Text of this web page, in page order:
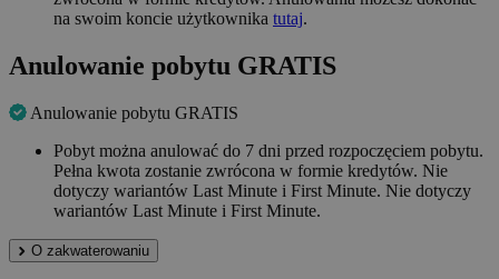
na swoim koncie użytkownika tutaj.
Anulowanie pobytu GRATIS
Anulowanie pobytu GRATIS
Pobyt można anulować do 7 dni przed rozpoczęciem pobytu.
Pełna kwota zostanie zwrócona w formie kredytów. Nie
dotyczy wariantów Last Minute i First Minute. Nie dotyczy
wariantów Last Minute i First Minute.
O zakwaterowaniu